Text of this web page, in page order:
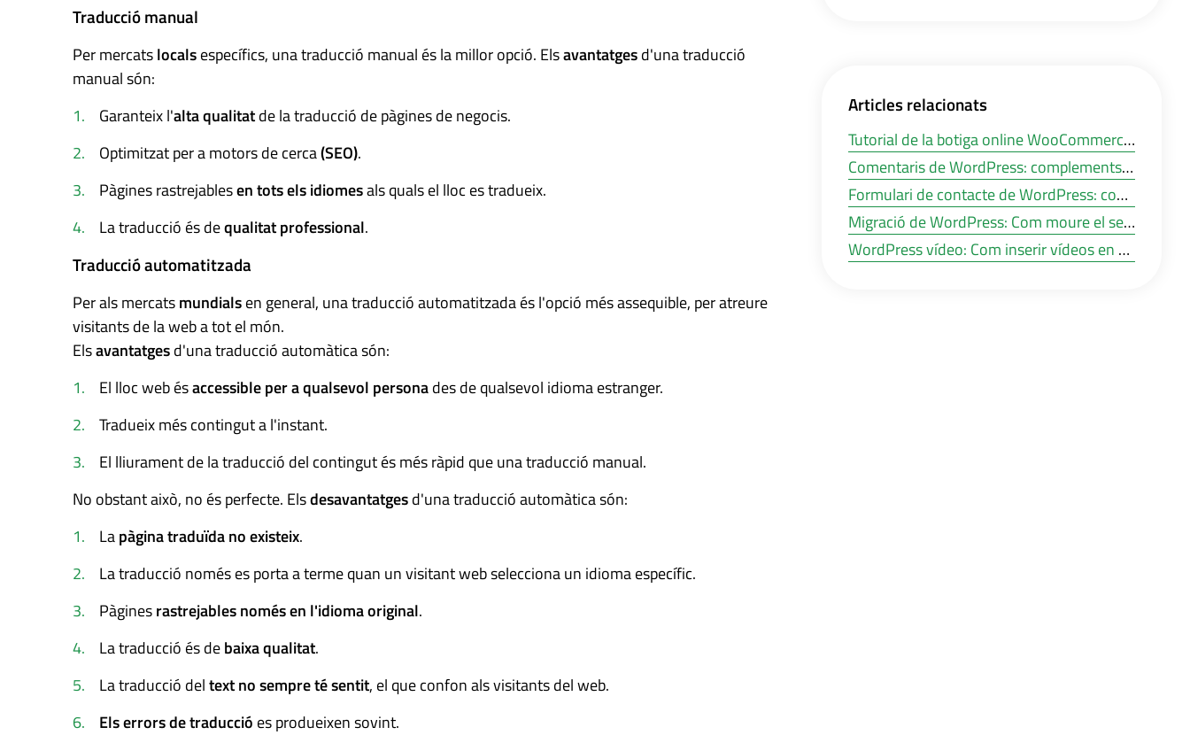
Traducció manual
Per mercatslocalsespecífics, una traducció manual és la millor opció. Elsavantatgesd'una traducció
manual són:
Garanteix l'alta qualitatde la traducció de pàgines de negocis.
Optimitzat per a motors de cerca(SEO).
Pàgines rastrejablesen tots els idiomesals quals el lloc es tradueix.
La traducció és dequalitat professional.
Traducció automatitzada
Per als mercatsmundialsen general, una traducció automatitzada és l'opció més assequible, per atreure
visitants de la web a tot el món.
Elsavantatgesd'una traducció automàtica són:
El lloc web ésaccessible per a qualsevol personades de qualsevol idioma estranger.
Tradueix més contingut a l'instant.
El lliurament de la traducció del contingut és més ràpid que una traducció manual.
No obstant això, no és perfecte. Elsdesavantatgesd'una traducció automàtica són:
Lapàgina traduïda no existeix.
La traducció només es porta a terme quan un visitant web selecciona un idioma específic.
Pàginesrastrejables només en l'idioma original.
La traducció és debaixa qualitat.
La traducció deltext no sempre té sentit, el que confon als visitants del web.
Els errors de traducció es produeixen sovint.
Articles relacionats
Tutorial de la botiga online WooCommerce: Com instal·lar WooCommerce a WordPress?
Comentaris de WordPress: complements alternatius de comentaris per a WordPress
Formulari de contacte de WordPress: com crear un formulari de contacte de correu electrònic en WordPress?
Migració de WordPress: Com moure el seu lloc web de WordPress a un nou hosting o a un altre domini?
WordPress vídeo: Com inserir vídeos en posts i pàgines de WordPress?